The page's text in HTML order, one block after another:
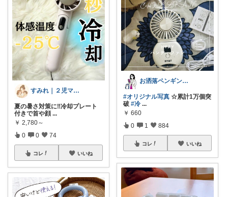
すみれ｜２児ママの推しアイテム
夏の暑さ対策に‼️冷却プレート
付きで首や顔 ...
￥ 2,780～
0 0 74
コレ いいね
お洒落ペンギン🐧暮らし×ときめき
#オリジナル写真 ☆累計1万個突
破 #冷 ...
￥ 660
0 1 884
コレ いいね